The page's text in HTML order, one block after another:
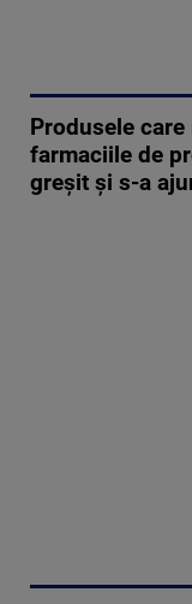
Produsele
farmaciile de
greșit și s-a